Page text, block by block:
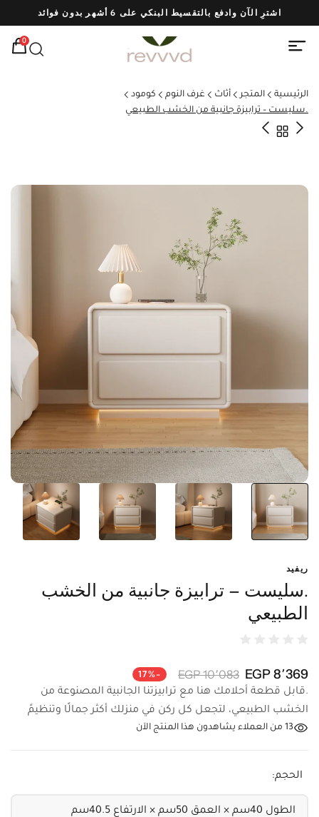
اشترِ الآن وادفع بالتقسيط البنكي على 6 أشهر بدون فوائد
0
الرئيسية المتجر أثاث غرف النوم
كومود
.سليست – ترابيزة جانبية من الخشب الطبيعي
ريفيد
.سليست – ترابيزة جانبية من الخشب
الطبيعي
8٬369 EGP 10٬083 EGP -17%
.قابل قطعة أحلامك هنا مع ترابيزتنا الجانبية المصنوعة من
الخشب الطبيعي، لتجعل كل ركن في منزلك أكثر جمالًا وتنظيمً
13 من العملاء يشاهدون هذا المنتج الآن
الحجم: